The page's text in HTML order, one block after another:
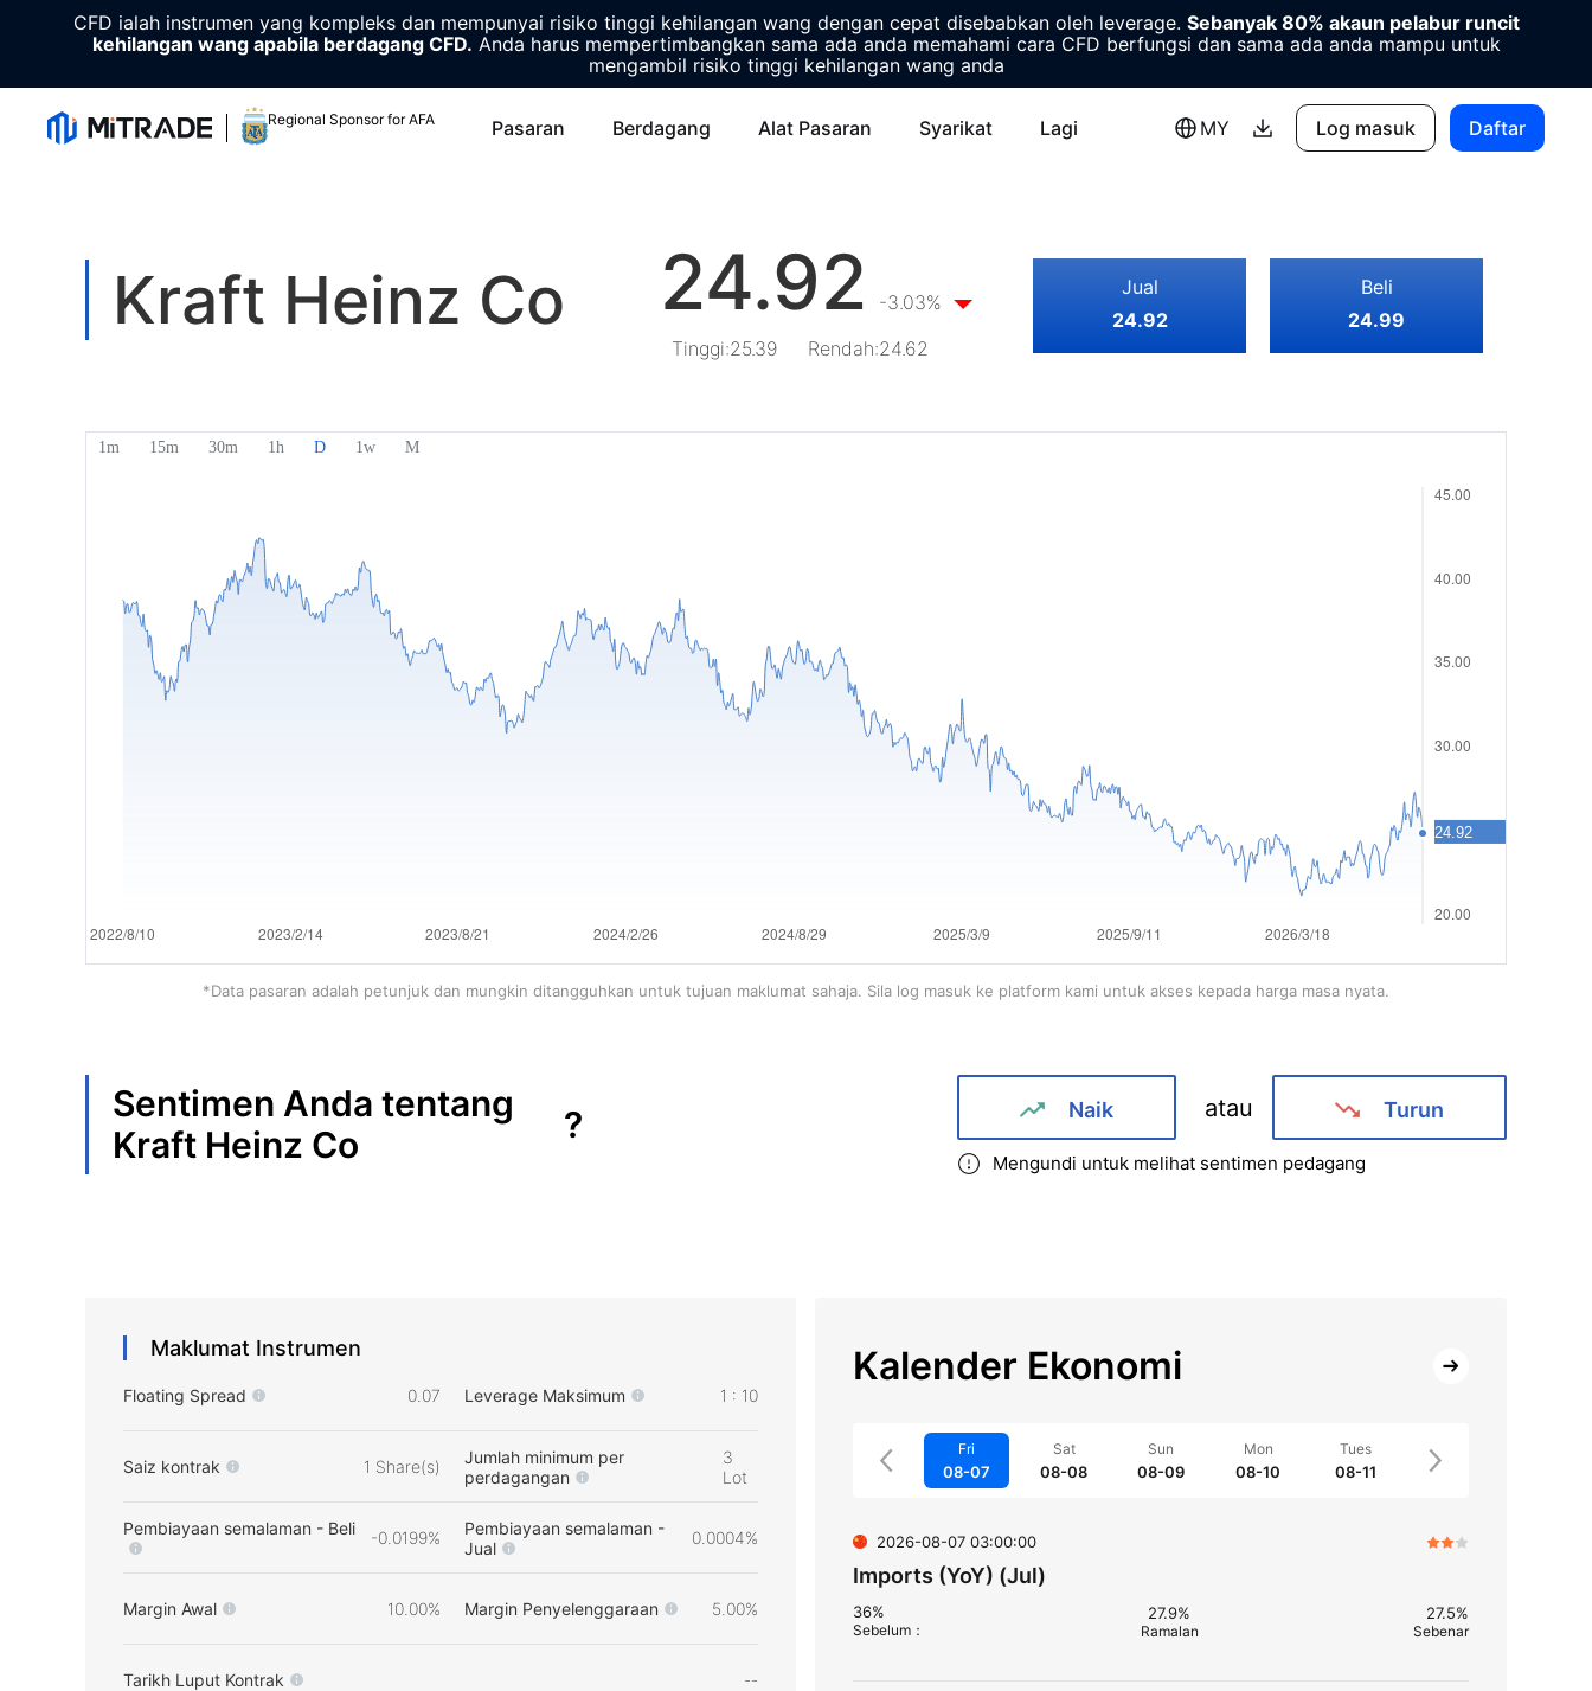
CFD ialah instrumen yang kompleks dan mempunyai risiko tinggi kehilangan wang dengan cepat disebabkan oleh leverage. Sebanyak 80% akaun pelabur runcit
kehilangan wang apabila berdagang CFD. Anda harus mempertimbangkan sama ada anda memahami cara CFD berfungsi dan sama ada anda mampu untuk
mengambil risiko tinggi kehilangan wang anda
Regional Sponsor for AFA Pasaran Berdagang Alat Pasaran Syarikat Lagi MY Log masuk Daftar
Kraft Heinz Co 24.92
-3.03%
Tinggi:25.39 Rendah:24.62
Jual
24.92
Beli
24.99
*Data pasaran adalah petunjuk dan mungkin ditangguhkan untuk tujuan maklumat sahaja. Sila log masuk ke platform kami untuk akses kepada harga masa nyata.
Sentimen Anda tentang
Kraft Heinz Co
? Naik atau Turun
Mengundi untuk melihat sentimen pedagang
Maklumat Instrumen
Floating Spread 0.07 Leverage Maksimum 1 : 10
Saiz kontrak 1 Share(s)
Jumlah minimum per
perdagangan
3
Lot
Pembiayaan semalaman - Beli -0.0199%
Pembiayaan semalaman -
Jual
0.0004%
Margin Awal 10.00% Margin Penyelenggaraan 5.00%
Tarikh Luput Kontrak --
Kalender Ekonomi
Fri
08-07
Sat
08-08
Sun
08-09
Mon
08-10
Tues
08-11
2026-08-07 03:00:00
Imports (YoY) (Jul)
36%
Sebelum ：
27.9%
Ramalan
27.5%
Sebenar